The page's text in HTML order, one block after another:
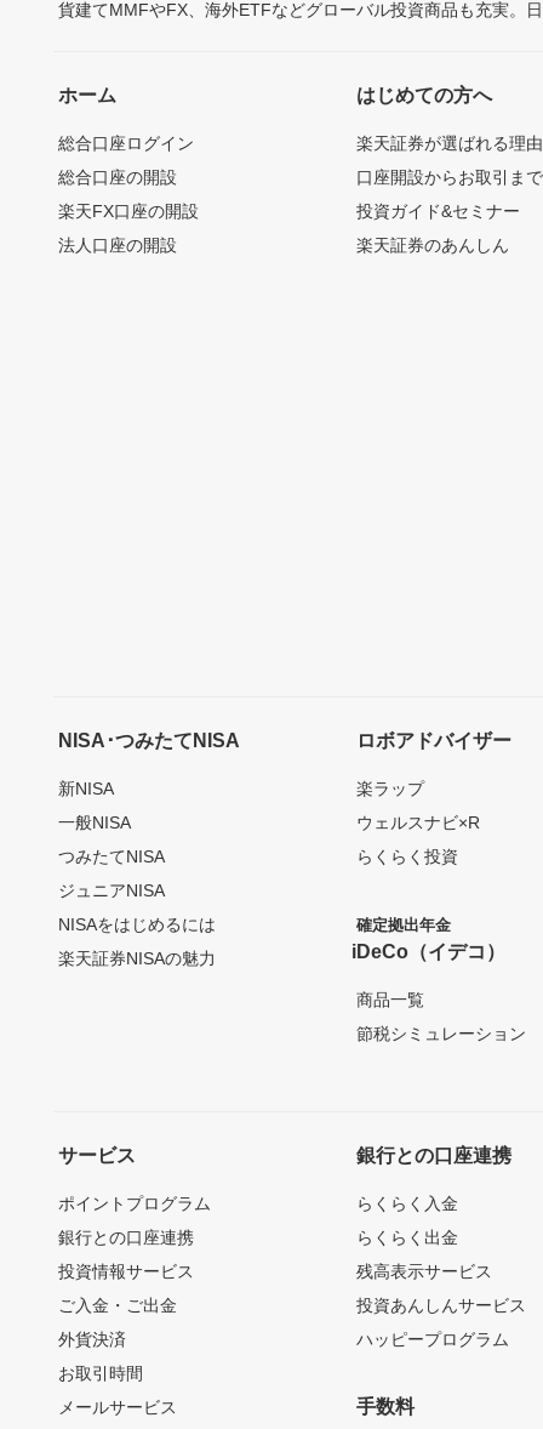
貨建てMMFやFX、海外ETFなどグローバル投資商品も充実。
ホーム
総合口座ログイン
総合口座の開設
楽天FX口座の開設
法人口座の開設
はじめての方へ
楽天証券が選ばれる理由
口座開設からお取引ま
投資ガイド&セミナー
楽天証券のあんしん
NISA･つみたてNISA
新NISA
一般NISA
つみたてNISA
ジュニアNISA
NISAをはじめるには
楽天証券NISAの魅力
ロボアドバイザー
楽ラップ
ウェルスナビ×R
らくらく投資
確定拠出年金
iDeCo（イデコ）
商品一覧
節税シミュレーション
サービス
ポイントプログラム
銀行との口座連携
投資情報サービス
ご入金・ご出金
外貨決済
お取引時間
メールサービス
銀行との口座連携
らくらく入金
らくらく出金
残高表示サービス
投資あんしんサービス
ハッピープログラム
手数料